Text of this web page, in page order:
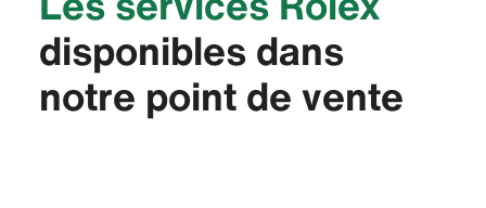
disponibles dans
notre point de vente